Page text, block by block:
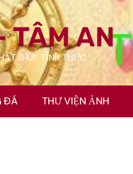
TÂM AN
GÍÚP TỈNH THỨC
ĐÁ THƯ VIỆN ẢNH